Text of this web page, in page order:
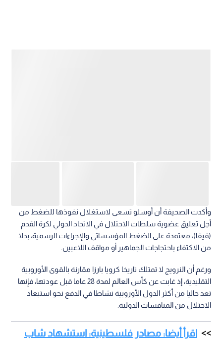
وأكدت الصحيفة أن أوسلو تسعى لاستغلال نفوذها للضغط من
أجل تعليق عضوية سلطات الاحتلال في الاتحاد الدولي لكرة القدم
(فيفا)، معتمدة على الضغط المؤسساتي والإجراءات الرسمية، بدلا
من الاكتفاء باحتجاجات الجماهير أو مواقف اللاعبين.
ورغم أن النرويج لا تمتلك تاريخا كرويا بارزا مقارنة بالقوى الأوروبية
التقليدية، إذ غابت عن كأس العالم لمدة 28 عاما قبل عودتها، فإنها
تعد حاليا من أكثر الدول الأوروبية نشاطا في الدفع نحو استبعاد
الاحتلال من المنافسات الدولية.
اقرأ أيضا: مصادر فلسطينية: استشهاد شاب